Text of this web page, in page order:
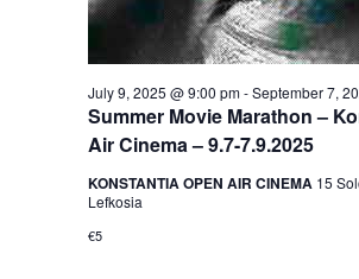
Summer Movie Marathon –
Air Cinema – 9.7-7.9.2025
July 9, 2025 @ 9:00 pm-September 7,
KONSTANTIA OPEN AIR CINEMA 15
Lefkosia
€5